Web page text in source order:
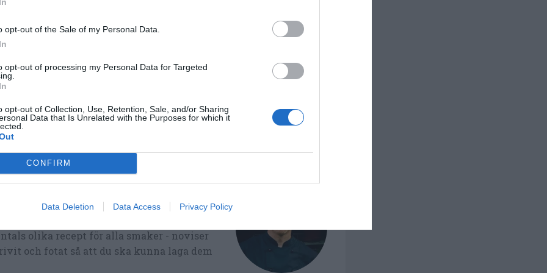
opt-out of the Sale of my Personal Data.
opt-out of processing my Personal Data for Targeted
opt-out of Collection, Use, Retention, Sale, and/or Sharing
Data that Is Unrelated with the Purposes for which it
CONFIRM
Data Deletion Data Access Privacy Policy
Lättlagat
Fransk mat
från restauranghögskolan i
olika recept för alla smaker - noviser
och fotat så att du ska kunna laga dem